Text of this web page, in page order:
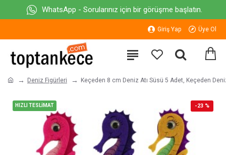
WhatsApp - Sorularınız için bir görüşme başlatın.
Giriş Yap Üye Ol
Deniz Figürleri Keçeden 8 cm Deniz Atı Süsü 5 Adet, Keçeden
HIZLI TESLİMAT -23 %